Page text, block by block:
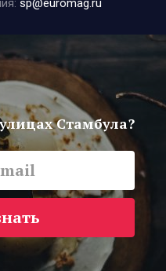
sp@euromag.ru
Стамбула?